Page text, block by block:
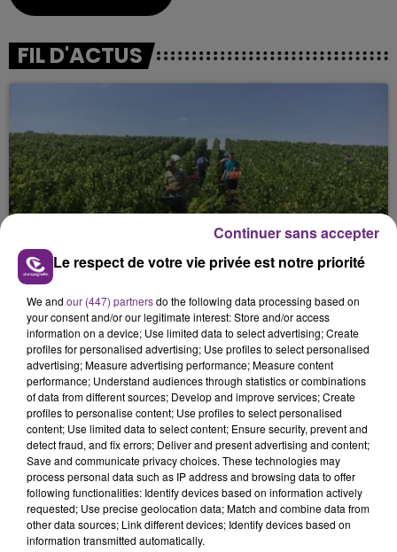
FIL D'ACTUS
L'INSPECTION DU TRAVAIL RAPPELLE À
L'ORDRE SUR LES CONDITIONS DE...
Alors que les dates de début des vendange 2026
s'est avéré être plus précoce que prévu,
l'inspection du Travail en profite pour rappeler
les conditions de...
UN FEU DE REMORQUE BLOQUE LA
CIRCULATION DANS LES ARDENNES
Un feu de remorque s'est déclaré ce mercredi en
fin de matinée sur l'A34.
Le respect de votre vie privée est notre priorité
We and our (447) partnersdo the following data processing based on
your consent and/or our legitimate interest: Store and/or access
information on a device; Use limited data to select advertising; Create
profiles for personalised advertising; Use profiles to select personalised
advertising; Measure advertising performance; Measure content
performance; Understand audiences through statistics or combinations
of data from different sources; Develop and improve services; Create
profiles to personalise content; Use profiles to select personalised
content; Use limited data to select content; Ensure security, prevent and
detect fraud, and fix errors; Deliver and present advertising and content;
Save and communicate privacy choices. These technologies may
process personal data such as IP address and browsing data to offer
following functionalities: Identify devices based on information actively
requested; Use precise geolocation data; Match and combine data from
other data sources; Link different devices; Identify devices based on
information transmitted automatically.
Continuer sans accepter